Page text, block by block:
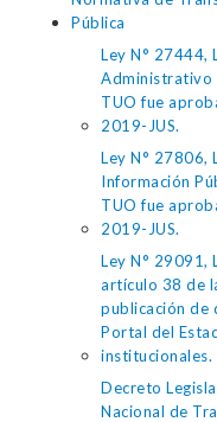
Pública
Ley N° 27444,
Administrativo
TUO fue
2019-JUS.
Ley N° 27806,
Información
TUO fue
2019-JUS.
Ley N° 29091,
artículo 38 de
publicación de
Portal del
institucionales.
Decreto
Nacional de